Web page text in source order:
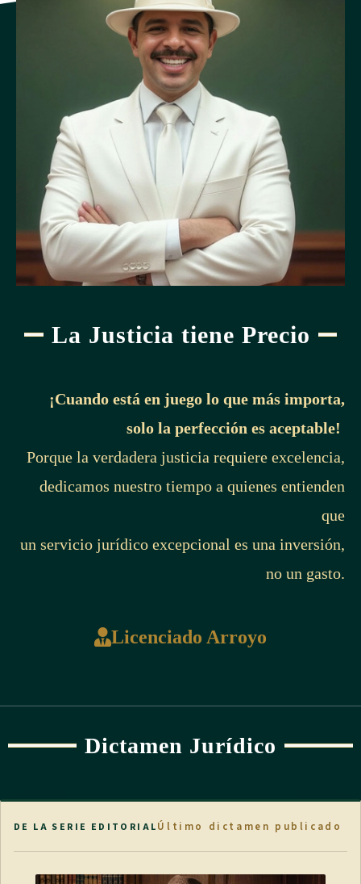
Dado en la Presidencia de la República, San José, a los
veintiséis días del mes de marzo del año dos mil veintiuno.
La Justicia tiene Precio
¡Cuando está en juego lo que más importa,
solo la perfección es aceptable!
Porque la verdadera justicia requiere excelencia,
dedicamos nuestro tiempo a quienes entienden
que
un servicio jurídico excepcional es una inversión,
no un gasto.
Licenciado Arroyo
Dictamen Jurídico
DE LA SERIE EDITORIALÚltimo dictamen publicado